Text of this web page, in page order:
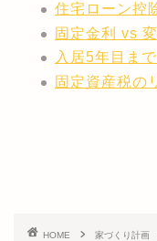
住宅ローン控
固定金利 vs
入居5年目ま
固定資産税の
HOME 家づくり計画